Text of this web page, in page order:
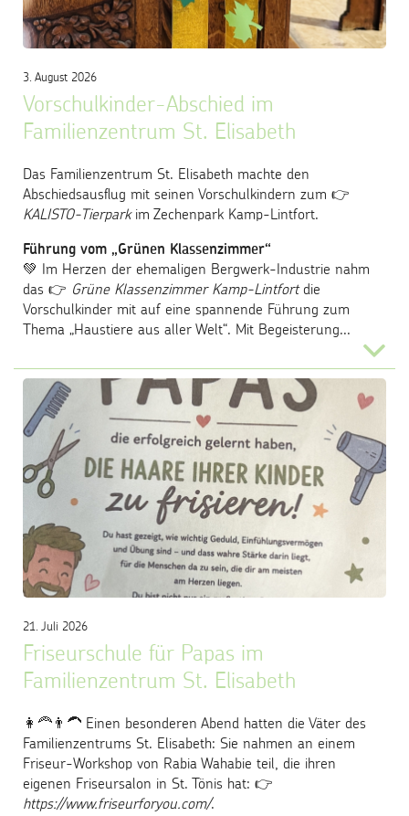
Trägergesellschaft
Vorschulkinder-Abschied im
Familienzentrum St. Elisabeth
3. August 2026
Das Familienzentrum St. Elisabeth machte den
Abschiedsausflug mit seinen Vorschulkindern zum 👉
KALISTO-Tierparkim Zechenpark Kamp-Lintfort.
Führung vom „Grünen Klassenzimmer“
💚 Im Herzen der ehemaligen Bergwerk-Industrie nahm
das 👉 Grüne Klassenzimmer Kamp-Lintfortdie
Vorschulkinder mit auf eine spannende Führung zum
Thema „Haustiere aus aller Welt“. Mit Begeisterung...
Friseurschule für Papas im
Familienzentrum St. Elisabeth
21. Juli 2026
👩‍🦰👨‍🦱 Einen besonderen Abend hatten die Väter des
Familienzentrums St. Elisabeth: Sie nahmen an einem
Friseur-Workshop von Rabia Wahabie teil, die ihren
eigenen Friseursalon in St. Tönis hat: 👉
https://www.friseurforyou.com/.